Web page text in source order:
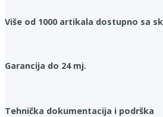
Više od 1000 artikala dostupno sa
Garancija do 24 mj.
Tehnička dokumentacija i podrška